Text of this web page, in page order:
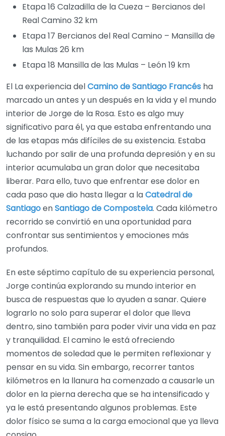
Etapa 16 Calzadilla de la Cueza – Bercianos del
Real Camino 32 km
Etapa 17 Bercianos del Real Camino – Mansilla de
las Mulas 26 km
Etapa 18 Mansilla de las Mulas – León 19 km
El La experiencia delCamino de Santiago Francés ha
marcado un antes y un después en la vida y el mundo
interior de Jorge de la Rosa. Esto es algo muy
significativo para él, ya que estaba enfrentando una
de las etapas más difíciles de su existencia. Estaba
luchando por salir de una profunda depresión y en su
interior acumulaba un gran dolor que necesitaba
liberar. Para ello, tuvo que enfrentar ese dolor en
cada paso que dio hasta llegar a laCatedral de
SantiagoenSantiago de Compostela. Cada kilómetro
recorrido se convirtió en una oportunidad para
confrontar sus sentimientos y emociones más
profundos.
En este séptimo capítulo de su experiencia personal,
Jorge continúa explorando su mundo interior en
busca de respuestas que lo ayuden a sanar. Quiere
lograrlo no solo para superar el dolor que lleva
dentro, sino también para poder vivir una vida en paz
y tranquilidad. El camino le está ofreciendo
momentos de soledad que le permiten reflexionar y
pensar en su vida. Sin embargo, recorrer tantos
kilómetros en la llanura ha comenzado a causarle un
dolor en la pierna derecha que se ha intensificado y
ya le está presentando algunos problemas. Este
dolor físico se suma a la carga emocional que ya lleva